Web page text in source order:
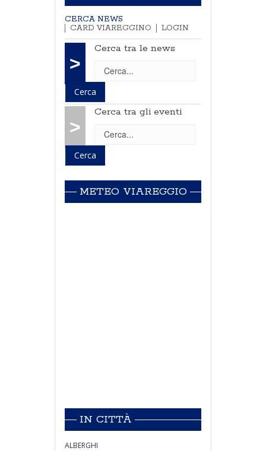
CERCA NEWS
CARD VIAREGGINO
LOGIN
>
Cerca tra le news
>
Cerca tra gli eventi
METEO VIAREGGIO
IN CITTÀ
ALBERGHI